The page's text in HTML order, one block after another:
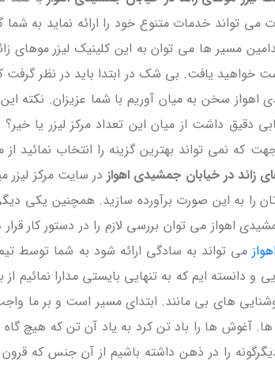
خدمات متنوع خود را ارائه نماید به شما
مسیر ها می توان به این کلینیک لیزر
خواهید یافت. بی شک در ابتدا باید در نظر گرفت
اهواز سخن به میان آوریم با شما عزیزان. نکته
دقیق داشت از میان این تعداد مرکز لیزر یا
که نمی تواند بهترین گزینه را انتخاب نمائید
زائد در خیابان جمشیدی اهواز در سایت مرکز لیزر
را به این صورت برآورده سازید. همچنین یکی
اهواز می توان بررسی لازم را در دستور کار
می تواند به سادگی ارائه شود به شما توسط
و دانسته ایم که به تنهایی بایستی مدارا
های بی مانند. ابتدای مسیر است و بر ما
آغوش ها را باد تن کرد به یاد آن تن که هیچ
را در ذهن داشته باشیم از آن جنس که